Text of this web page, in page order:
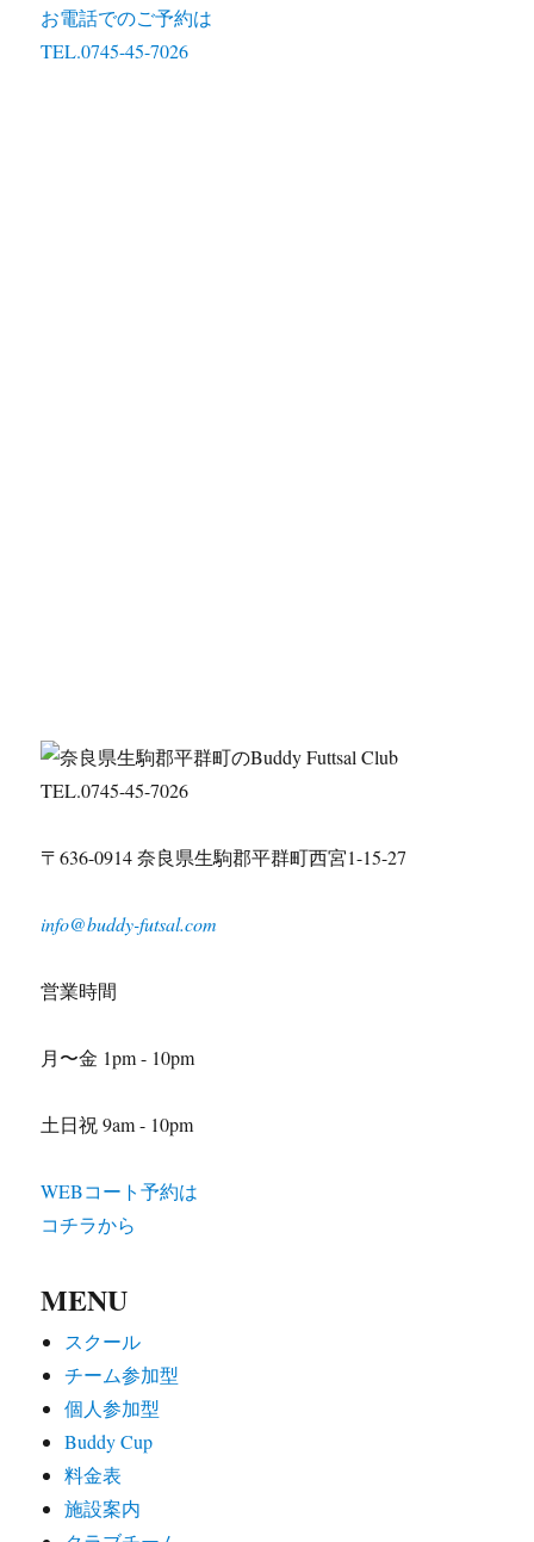
お電話でのご予約は
TEL.0745-45-7026
TEL.0745-45-7026
〒636-0914 奈良県生駒郡平群町西宮1-15-27
info@buddy-futsal.com
営業時間
月〜金 1pm - 10pm
土日祝 9am - 10pm
WEBコート予約は
コチラから
MENU
スクール
チーム参加型
個人参加型
Buddy Cup
料金表
施設案内